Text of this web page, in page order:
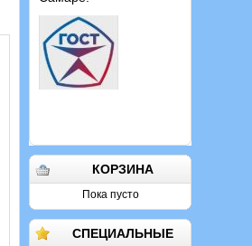
КОРЗИНА
Пока пусто
СПЕЦИАЛЬНЫЕ